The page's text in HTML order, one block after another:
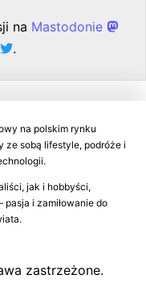
na Mastodonie
.
na polskim rynku
ze sobą lifestyle, podróże i
jak i hobbyści,
pasja i zamiłowanie do
zastrzeżone.